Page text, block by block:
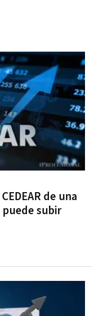
de una
subir